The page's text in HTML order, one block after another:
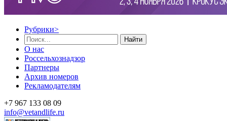
Рубрики>
Найти
О нас
Россельхознадзор
Партнеры
Архив номеров
Рекламодателям
+7 967 133 08 09
info@vetandlife.ru